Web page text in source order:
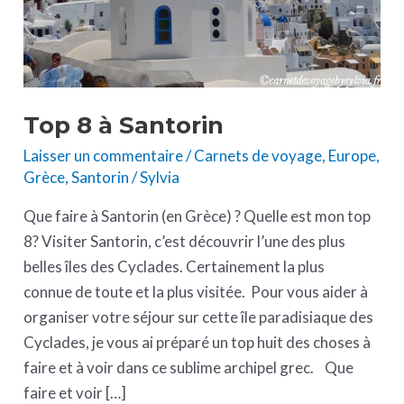
Top 8 à Santorin
Laisser un commentaire/Carnets de voyage, Europe,
Grèce,Santorin/Sylvia
Que faire à Santorin (en Grèce) ? Quelle est mon top
8? Visiter Santorin, c’est découvrir l’une des plus
belles îles des Cyclades. Certainement la plus
connue de toute et la plus visitée. Pour vous aider à
organiser votre séjour sur cette île paradisiaque des
Cyclades, je vous ai préparé un top huit des choses à
faire et à voir dans ce sublime archipel grec. Que
faire et voir […]